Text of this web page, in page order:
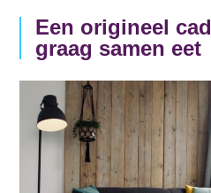
Een origineel
graag samen eet